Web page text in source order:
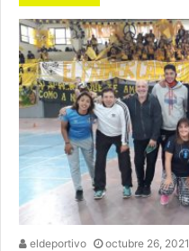
eldeportivo octubre 26, 2021